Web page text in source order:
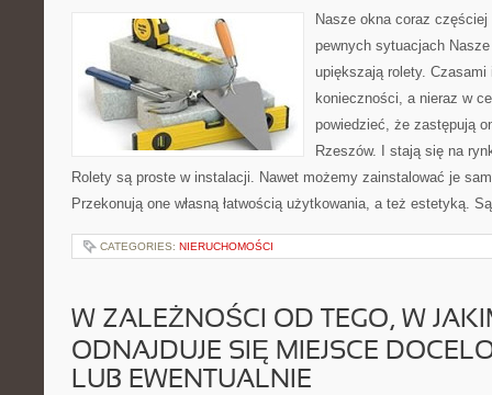
Nasze okna coraz
pewnych sytuacjach
upiększają rolety.
konieczności, a nieraz w
powiedzieć, że zastępują
Rzeszów. I stają się na
Rolety są proste w instalacji. Nawet możemy zainstalować je
Przekonują one własną łatwością użytkowania, a też estetyką.
CATEGORIES: NIERUCHOMOŚCI
W ZALEŻNOŚCI OD TEGO, W
ODNAJDUJE SIĘ MIEJSCE
LUB EWENTUALNIE